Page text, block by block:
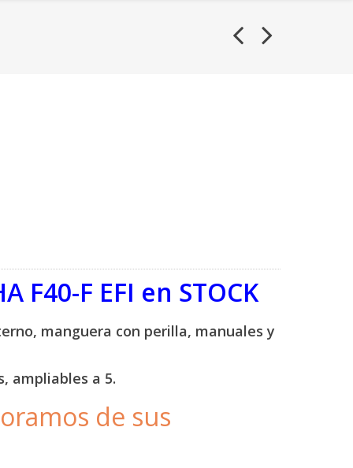
F40-F EFI en STOCK
manguera con perilla, manuales y
ampliables a 5.
de sus